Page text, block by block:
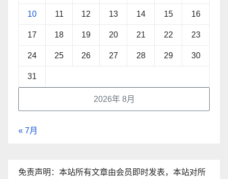
2026年 8月
10 11 12 13 14 15 16
17 18 19 20 21 22 23
24 25 26 27 28 29 30
31
« 7月
免责声明：本站所有文章由会员即时发表，本站对所